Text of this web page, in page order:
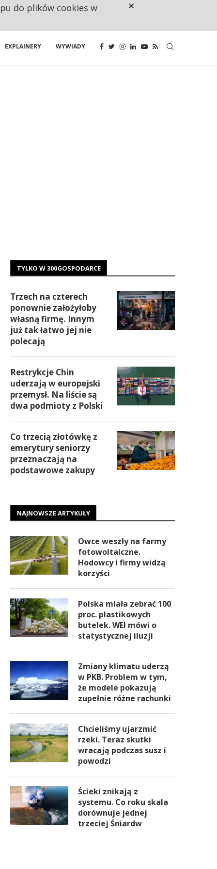
EXPLAINERY WYWIADY
TYLKO W 300GOSPODARCE
Trzech na czterech
ponownie założyłoby
własną firmę. Innym
już tak łatwo jej nie
polecają
Restrykcje Chin
uderzają w europejski
przemysł. Na liście są
dwa podmioty z Polski
Co trzecią złotówkę z
emerytury seniorzy
przeznaczają na
podstawowe zakupy
NAJNOWSZE ARTYKUŁY
Owce weszły na farmy
fotowoltaiczne.
Hodowcy i firmy widzą
korzyści
Polska miała zebrać 100
proc. plastikowych
butelek. WEI mówi o
statystycznej iluzji
Zmiany klimatu uderzą
w PKB. Problem w tym,
że modele pokazują
zupełnie różne rachunki
Chcieliśmy ujarzmić
rzeki. Teraz skutki
wracają podczas susz i
powodzi
Ścieki znikają z
systemu. Co roku skala
dorównuje jednej
trzeciej Śniardw
do plików cookies w ×